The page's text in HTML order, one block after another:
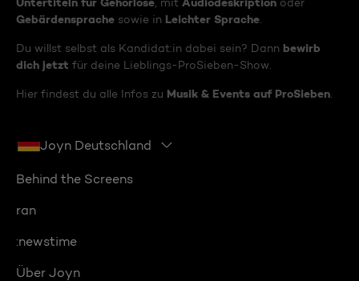
Gebärdensprache sowie in Leichter Sprache
Du willst selbst als Kandidat:in dabei sein? Dann bewirb
dich jetzt für deine Lieblings-ProSieben-Show.
Hier findest du alle Infos zu Musik & Events auf ProSieben
Joyn Deutschland
Behind the Screens
ran
:newstime
Über Joyn